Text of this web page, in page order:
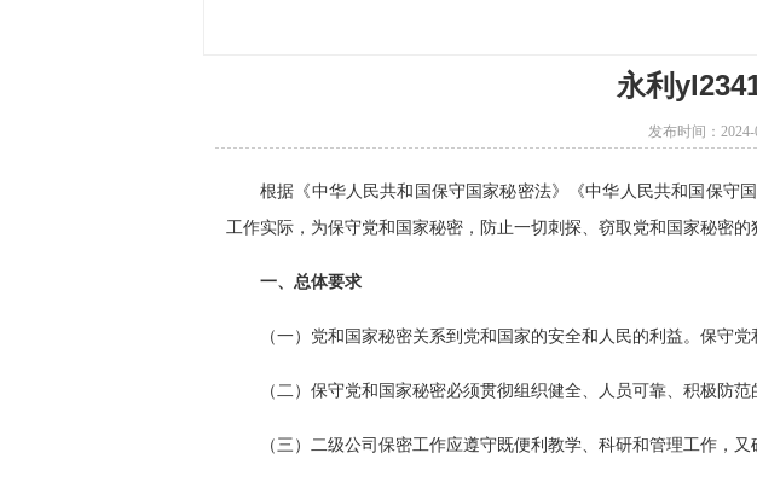
永利
发布时间：
根据《中华人民共和国保守国家秘密法》《中华人民共和国保守
工作实际，为保守党和国家秘密，防止一切刺探、窃取党和国家秘密
一、总体要求
（一）党和国家秘密关系到党和国家的安全和人民的利益。保守
（二）保守党和国家秘密必须贯彻组织健全、人员可靠、积极防范
（三）二级公司保密工作应遵守既便利教学、科研和管理工作，又